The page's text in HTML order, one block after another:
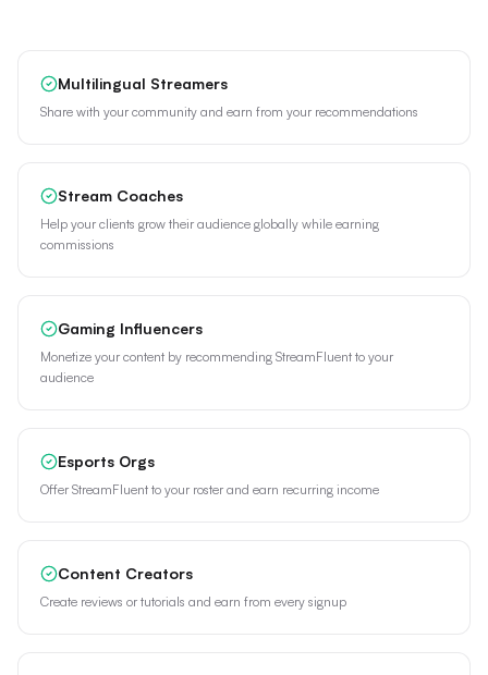
Multilingual Streamers
Share with your community and earn from your recommendations
Stream Coaches
Help your clients grow their audience globally while earning
commissions
Gaming Influencers
Monetize your content by recommending StreamFluent to your
audience
Esports Orgs
Offer StreamFluent to your roster and earn recurring income
Content Creators
Create reviews or tutorials and earn from every signup